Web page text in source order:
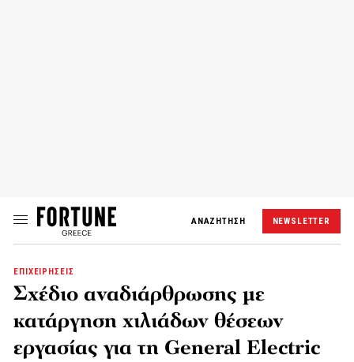
ΑΝΑΖΗΤΗΣΗ NEWSLETTER
ΕΠΙΧΕΙΡΗΣΕΙΣ
Σχέδιο αναδιάρθρωσης με
κατάργηση χιλιάδων θέσεων
εργασίας για τη General Electric